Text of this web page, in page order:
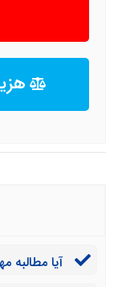
آیا مطالبه